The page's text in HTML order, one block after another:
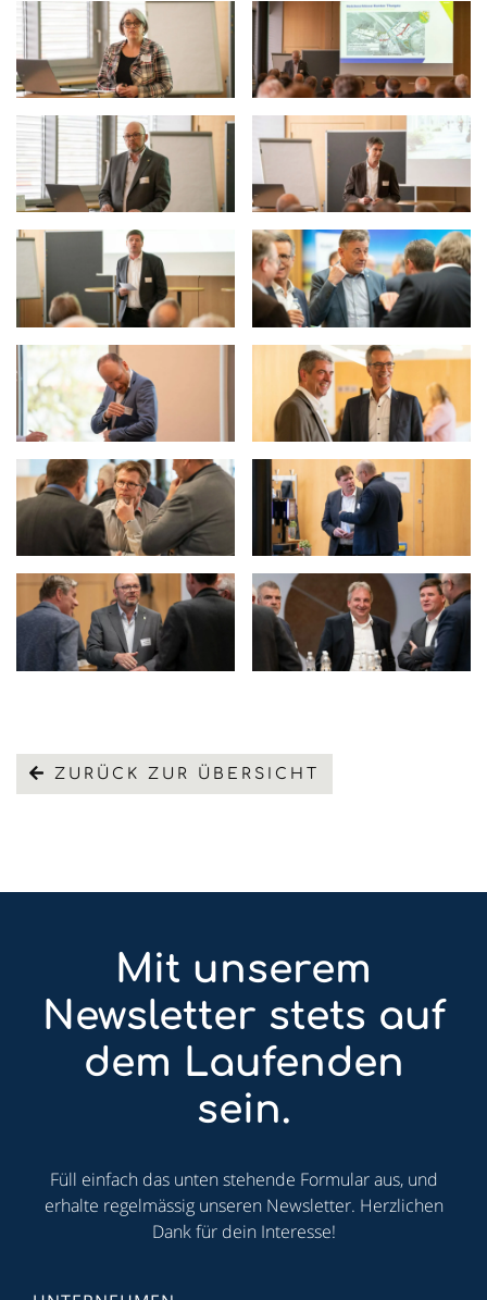
ZURÜCK ZUR ÜBERSICHT
Mit unserem
Newsletter stets auf
dem Laufenden
sein.
Füll einfach das unten stehende Formular aus, und
erhalte regelmässig unseren Newsletter. Herzlichen
Dank für dein Interesse!